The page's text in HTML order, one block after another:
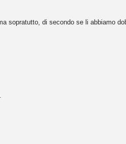
sopratutto, di secondo se li abbiamo